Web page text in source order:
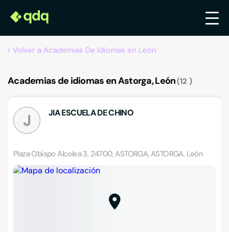
Volver a Academias De Idiomas en León
Academias de idiomas en Astorga, León 12
J JIA ESCUELA DE CHINO
Plaza Obispo Alcolea 3, 24700, ASTORGA, ASTORGA, León